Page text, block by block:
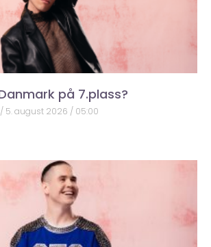
på 7.plass?
5. august 2026 05:00